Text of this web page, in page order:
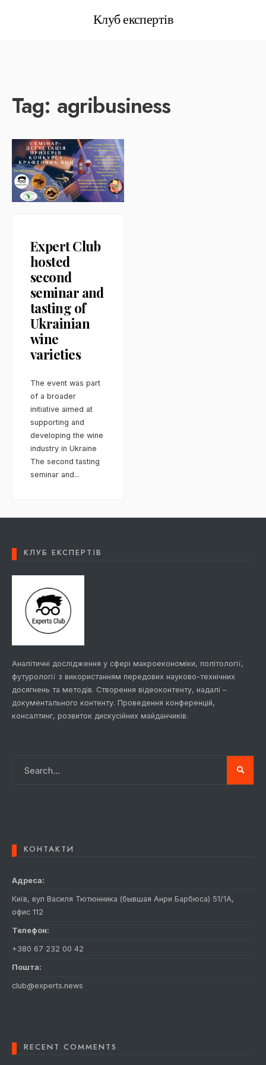
Клуб експертів
Tag: agribusiness
Expert Club
hosted
second
seminar and
tasting of
Ukrainian
wine
varieties
The event was part
of a broader
initiative aimed at
supporting and
developing the wine
industry in Ukraine
The second tasting
seminar and...
КЛУБ ЕКСПЕРТІВ
Аналітичні дослідження у сфері макроекономіки, політології,
футурології з використанням передових науково-технічних
досягнень та методів. Створення відеоконтенту, надалі –
документального контенту. Проведення конференцій,
консалтинг, розвиток дискусійних майданчиків.
КОНТАКТИ
Адреса:
Київ, вул Василя Тютюнника (бывшая Анри Барбюса) 51/1А,
офис 112
Телефон:
+380 67 232 00 42
Пошта:
club@experts.news
RECENT COMMENTS